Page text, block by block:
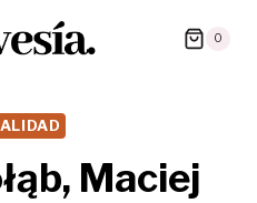
0
Maciej